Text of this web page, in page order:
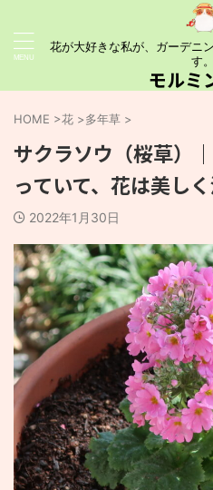
花が大好きな私が、ガーデニ
す。
モルミ
HOME >花 >多年草 >
サクラソウ（桜草）
っていて、花は美し
2022年1月30日